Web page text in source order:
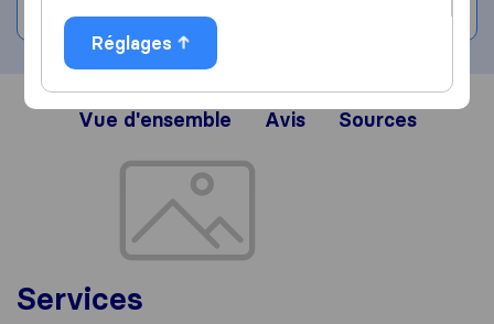
Rédiger un avis
Vue d'ensemble Avis Sources
Services
Réglages